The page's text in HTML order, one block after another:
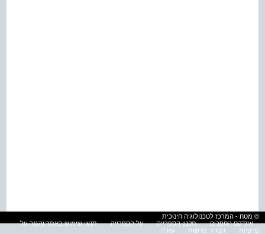
© מטח - המרכז לטכנולוגיה חינוכית
אינדקס הספרים
תקנון הספרייה על הספרייה
תנאי שימוש באתר והגנה על
פרטיות
הסדרי נגישות עזרה